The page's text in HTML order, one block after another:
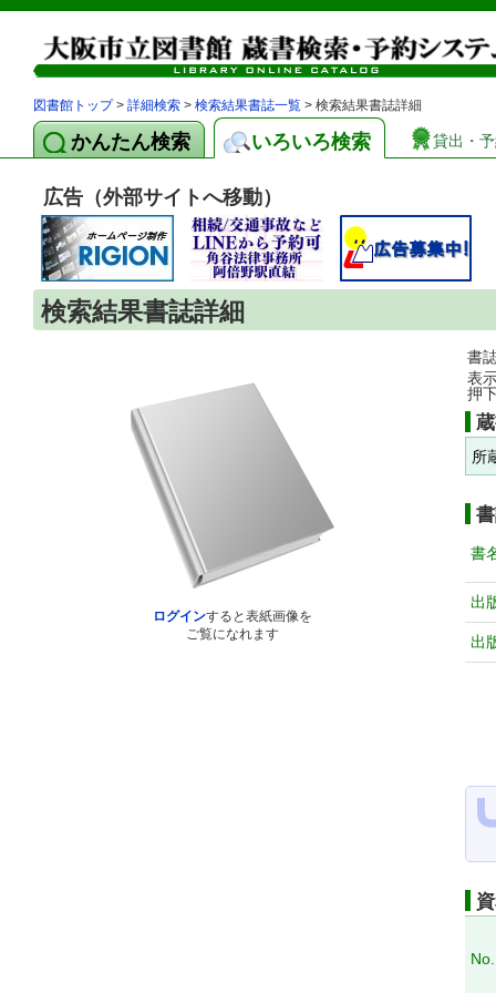
図書館トップ> 詳細検索 > 検索結果書誌一覧 > 検索結果書誌詳細
かんたん検索 いろいろ検索 貸出・
広告（外部サイトへ移動）
検索結果書誌詳細
ログインすると表紙画像を
ご覧になれます
書
表
押
所
書
出
出
No.